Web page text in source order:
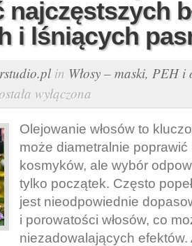
najczęstszych
i lśniących
in Włosy – maski, PEH
wyłączona
Olejowanie włosów to
może diametralnie
kosmyków, ale wybór
tylko początek. Często
jest nieodpowiednie
i porowatości włosów, co
niezadowalających efektów.